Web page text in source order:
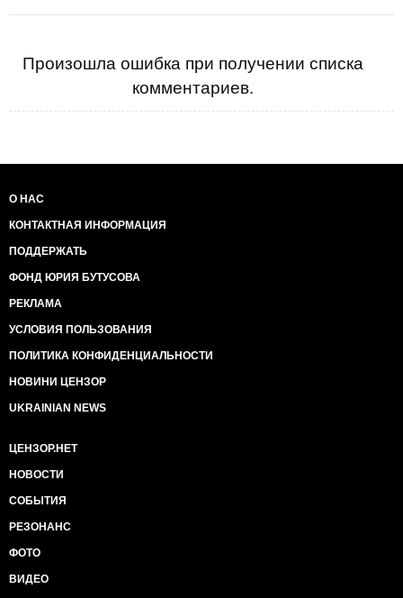
Произошла ошибка при получении списка
комментариев.
О НАС
КОНТАКТНАЯ ИНФОРМАЦИЯ
ПОДДЕРЖАТЬ
ФОНД ЮРИЯ БУТУСОВА
РЕКЛАМА
УСЛОВИЯ ПОЛЬЗОВАНИЯ
ПОЛИТИКА КОНФИДЕНЦИАЛЬНОСТИ
НОВИНИ ЦЕНЗОР
UKRAINIAN NEWS
ЦЕНЗОР.НЕТ
НОВОСТИ
СОБЫТИЯ
РЕЗОНАНС
ФОТО
ВИДЕО